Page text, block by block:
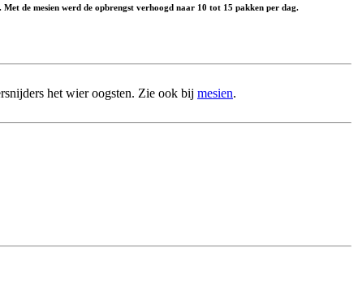
de mesien werd de opbrengst verhoogd naar 10 tot 15 pakken per dag.
het wier oogsten. Zie ook bij mesien.